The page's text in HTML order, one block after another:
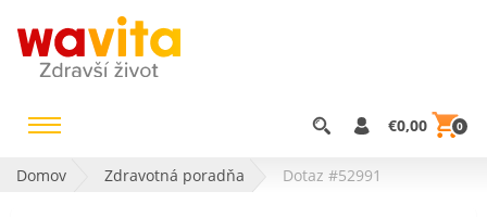
€0,00 0
Domov Zdravotná poradňa Dotaz #52991